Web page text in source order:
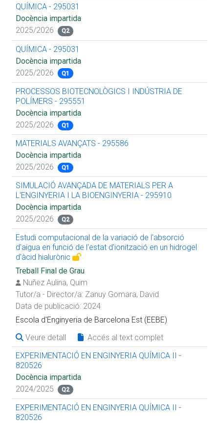
QUÍMICA - 295031
Docència impartida
2025/2026
Q2
QUÍMICA - 295031
Docència impartida
2025/2026
Q1
PROCESSOS BIOTECNOLÒGICS I INDÚSTRIA DE
POLÍMERS - 295551
Docència impartida
2025/2026
Q1
MATERIALS AVANÇATS - 295586
Docència impartida
2025/2026
Q1
SIMULACIÓ AVANÇADA DE MATERIALS PER A
L'ENGINYERIA I LA BIOENGINYERIA - 295910
Docència impartida
2025/2026
Q2
Estudi computacional de la variació de l'absorció
d'aigua en funció de l'estat d'ionització en un hidrogel
d'àcid hialurònic
Treball Final de Grau
Nuñez Aulina, Quim
Tutor/a - Director/a: Zanuy Gomara, David
Data de publicació: 2024
Escola d'Enginyeria de Barcelona Est (EEBE)
Veure detall
Accés al text complet
EXPERIMENTACIÓ EN ENGINYERIA QUÍMICA II -
820526
Docència impartida
2024/2025
Q2
EXPERIMENTACIÓ EN ENGINYERIA QUÍMICA II -
820526